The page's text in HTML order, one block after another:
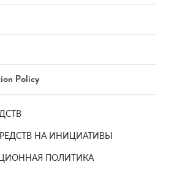
НА ИНИЦИАТИВЫ
ПОЛИТИКА
Policy